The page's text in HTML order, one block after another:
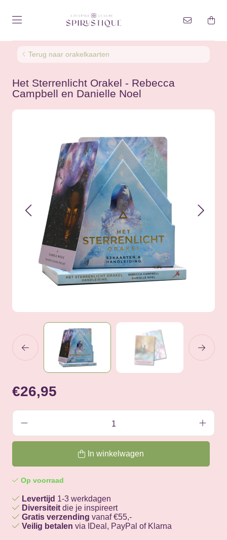
Terug naar orakelkaarten
Het Sterrenlicht Orakel - Rebecca
Campbell en Danielle Noel
€26,95
In winkelwagen
Op voorraad
Levertijd 1-3 werkdagen
Diversiteit die je inspireert
Gratis verzending vanaf €55,-
Veilig betalen via IDeal, PayPal of Klarna